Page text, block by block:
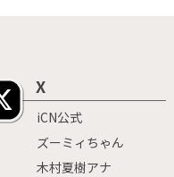
X
iCN公式
ズーミィちゃん
木村夏樹アナ